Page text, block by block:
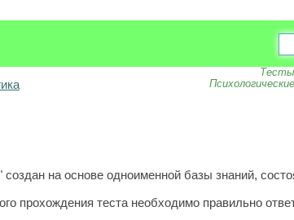
на основе одноименной базы знаний,
прохождения теста необходимо правильно